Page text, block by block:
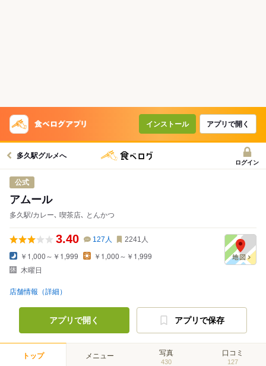
インストール アプリで開く
多久駅グルメへ
ログイン
公式
アムール
多久駅/カレー､ 喫茶店､ とんかつ
3.40 127 人 2241 人
￥1,000～￥1,999
￥1,000～￥1,999
木曜日
店舗情報（詳細）
アプリで開く アプリで保存
トップ メニュー 写真
430
口コミ
127